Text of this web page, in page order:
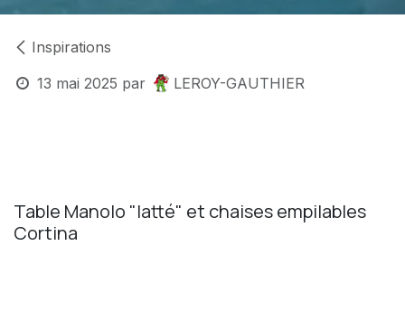
Inspirations
13 mai 2025 par LEROY-GAUTHIER
Table Manolo "latté" et chaises empilables
Cortina